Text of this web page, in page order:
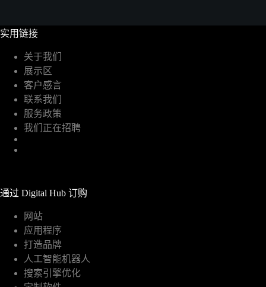
实用链接
关于我们
展示区
客户感言
联系我们
服务政策
我们正在招聘
通过 Digital Hub 订购
网站
应用程序
打造品牌
人工智能机器人
搜索引擎优化